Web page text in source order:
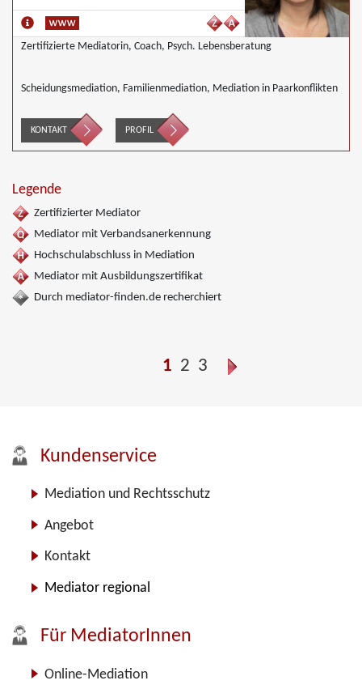
Zertifizierte Mediatorin, Coach, Psych. Lebensberatung
Scheidungsmediation, Familienmediation, Mediation in Paarkonflikten
KONTAKT PROFIL
Legende
Zertifizierter Mediator
Mediator mit Verbandsanerkennung
Hochschulabschluss in Mediation
Mediator mit Ausbildungszertifikat
Durch mediator-finden.de recherchiert
1 2 3
Kundenservice
Mediation und Rechtsschutz
Angebot
Kontakt
Mediator regional
Für MediatorInnen
Online-Mediation